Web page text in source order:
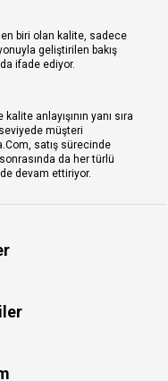
biri olan kalite, sadece
geliştirilen bakış
da ifade ediyor.
anlayışının yanı sıra
müşteri
satış sürecinde
da her türlü
devam ettiriyor.